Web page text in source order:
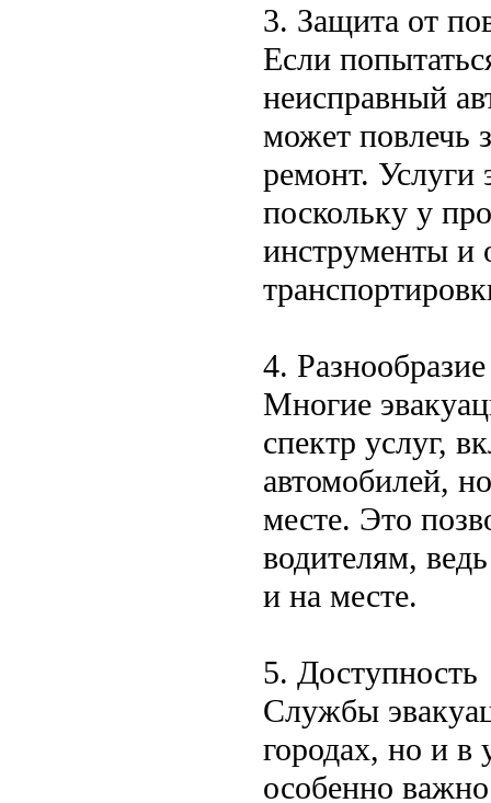
3. Защита от
Если
неисправный
может повлечь
ремонт. Услуги
поскольку у
инструменты и
4.
Многие
спектр услуг,
автомобилей,
месте. Это
водителям,
и на месте.
5. Доступность
Службы
городах, но и в
особенно